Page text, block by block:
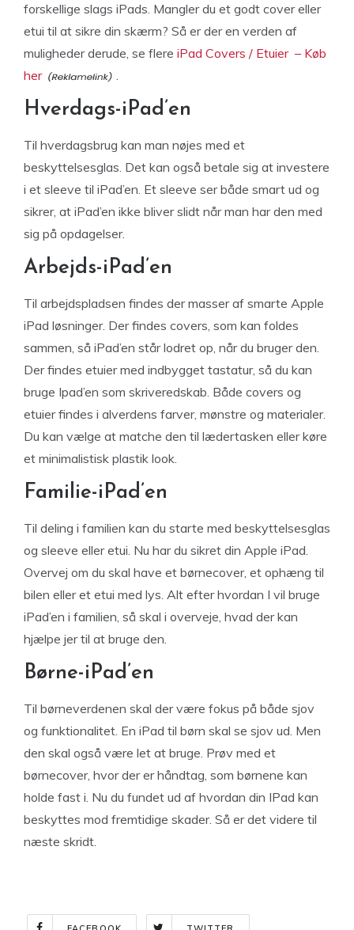
forskellige slags iPads. Mangler du et godt cover eller
etui til at sikre din skærm? Så er der en verden af
muligheder derude, se flere iPad Covers / Etuier – Køb
her
.
Hverdags-iPad’en
Til hverdagsbrug kan man nøjes med et
beskyttelsesglas. Det kan også betale sig at investere
i et sleeve til iPad’en. Et sleeve ser både smart ud og
sikrer, at iPad’en ikke bliver slidt når man har den med
sig på opdagelser.
Arbejds-iPad’en
Til arbejdspladsen findes der masser af smarte Apple
iPad løsninger. Der findes covers, som kan foldes
sammen, så iPad’en står lodret op, når du bruger den.
Der findes etuier med indbygget tastatur, så du kan
bruge Ipad’en som skriveredskab. Både covers og
etuier findes i alverdens farver, mønstre og materialer.
Du kan vælge at matche den til lædertasken eller køre
et minimalistisk plastik look.
Familie-iPad’en
Til deling i familien kan du starte med beskyttelsesglas
og sleeve eller etui. Nu har du sikret din Apple iPad.
Overvej om du skal have et børnecover, et ophæng til
bilen eller et etui med lys. Alt efter hvordan I vil bruge
iPad’en i familien, så skal i overveje, hvad der kan
hjælpe jer til at bruge den.
Børne-iPad’en
Til børneverdenen skal der være fokus på både sjov
og funktionalitet. En iPad til børn skal se sjov ud. Men
den skal også være let at bruge. Prøv med et
børnecover, hvor der er håndtag, som børnene kan
holde fast i. Nu du fundet ud af hvordan din IPad kan
beskyttes mod fremtidige skader. Så er det videre til
næste skridt.